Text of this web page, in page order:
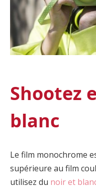
Shootez
blanc
Le film monochrome
supérieure au film
utilisez du noir et